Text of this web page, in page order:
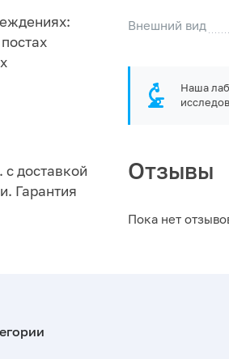
доставкой
Гарантия
Внешний вид
Наша
Отзывы
Пока нет